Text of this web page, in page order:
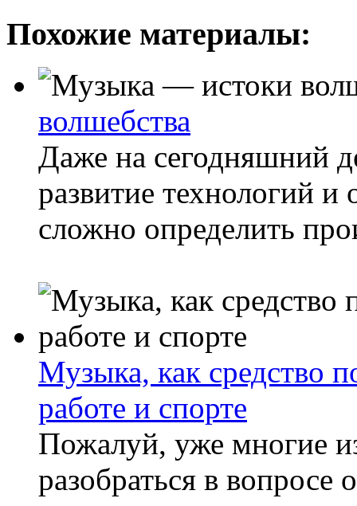
Похожие материалы:
волшебства
Даже на сегодняшний
развитие технологий
сложно определить
Музыка, как средство
работе и спорте
Пожалуй, уже многие
разобраться в